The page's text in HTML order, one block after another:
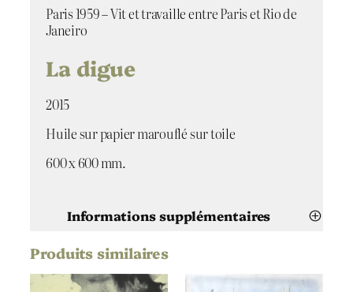
Paris 1959 – Vit et travaille entre Paris et Rio de
Janeiro
La digue
2015
Huile sur papier marouflé sur toile
600 x 600 mm.
Informations supplémentaires
Attributs Valeur
Produits similaires